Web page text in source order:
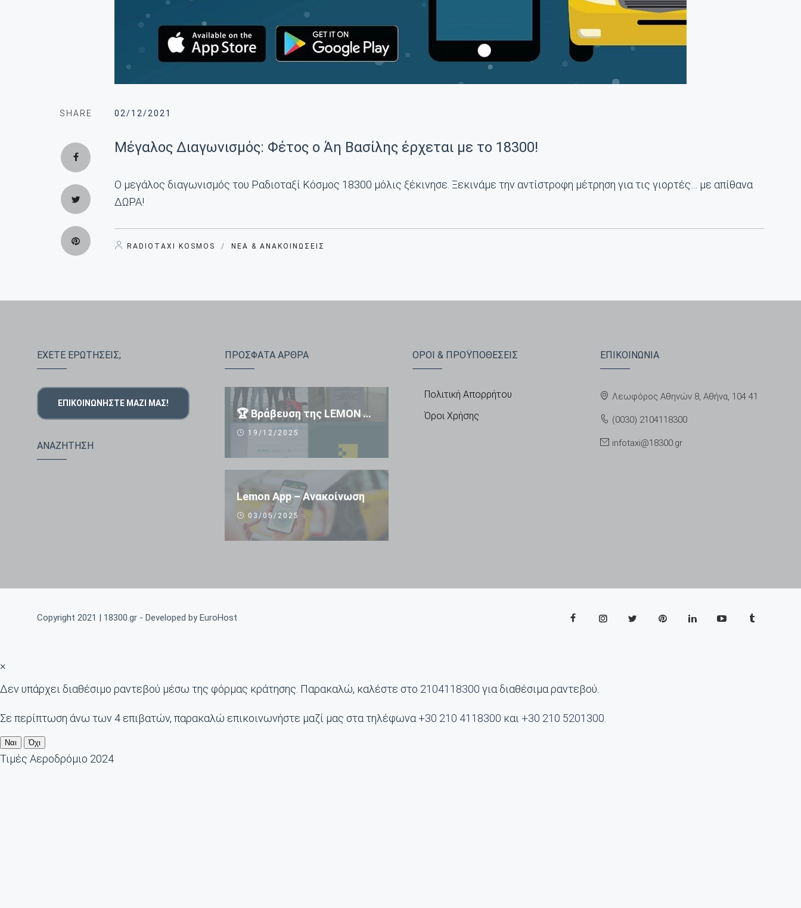
SHARE 02/12/2021
Mέγαλος Διαγωνισμός: Φέτος ο Άη Βασίλης έρχεται με το 18300!
Ο μεγάλος διαγωνισμός του Ραδιοταξί Κόσμος 18300 μόλις ξέκινησε. Ξεκινάμε την αντίστροφη μέτρηση για τις γιορτές… με απίθανα
ΔΩΡΑ!
RADIOTAXI KOSMOS / ΝΈΑ & ΑΝΑΚΟΙΝΏΣΕΙΣ
ΕΧΕΤΕ ΕΡΩΤΗΣΕΙΣ;
ΕΠΙΚΟΙΝΩΝΉΣΤΕ ΜΑΖΊ ΜΑΣ!
ΑΝΑΖΗΤΗΣΗ
ΠΡΟΣΦΑΤΑ ΑΡΘΡΑ
🏆 Βράβευση της LEMON TAXI APP 🏆
19/12/2025
Lemon App – Ανακοίνωση
03/05/2025
ΟΡΟΙ & ΠΡΟΫΠΟΘΕΣΕΙΣ
Πολιτική Απορρήτου
Όροι Χρήσης
ΕΠΙΚΟΙΝΩΝΙΑ
Λεωφόρος Αθηνών 8, Αθήνα, 104 41
(0030) 2104118300
infotaxi@18300.gr
Copyright 2021 | 18300.gr - Developed byEuroHost
×
Δεν υπάρχει διαθέσιμο ραντεβού μέσω της φόρμας κράτησης. Παρακαλώ, καλέστε στο 2104118300 για διαθέσιμα ραντεβού.
Σε περίπτωση άνω των 4 επιβατών, παρακαλώ επικοινωνήστε μαζί μας στα τηλέφωνα +30 210 4118300 και +30 210 5201300
Ναι Όχι
Τιμές Αεροδρόμιο 2024